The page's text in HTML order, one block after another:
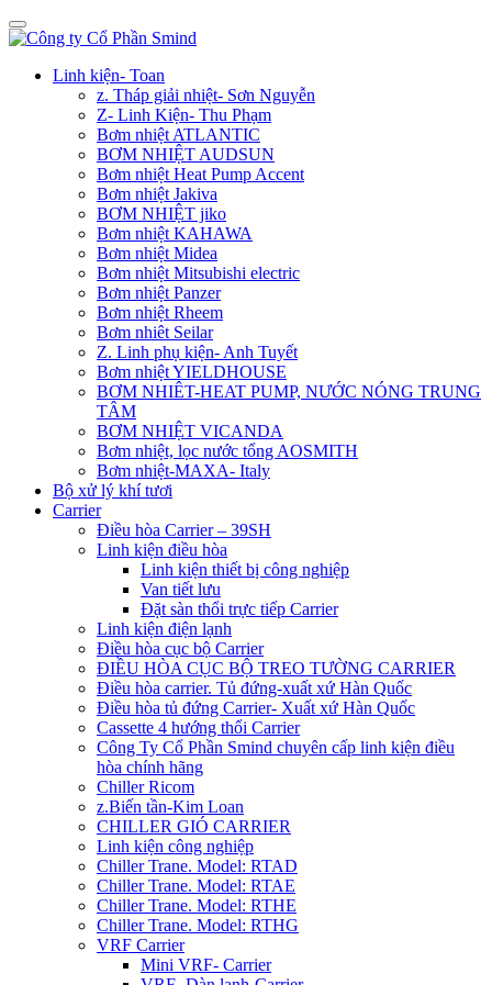
Linh kiện- Toan
z. Tháp giải nhiệt- Sơn Nguyễn
Z- Linh Kiện- Thu Phạm
Bơm nhiệt ATLANTIC
BƠM NHIỆT AUDSUN
Bơm nhiệt Heat Pump Accent
Bơm nhiệt Jakiva
BƠM NHIỆT jiko
Bơm nhiệt KAHAWA
Bơm nhiệt Midea
Bơm nhiệt Mitsubishi electric
Bơm nhiệt Panzer
Bơm nhiệt Rheem
Bơm nhiêt Seilar
Z. Linh phụ kiện- Anh Tuyết
Bơm nhiệt YIELDHOUSE
BƠM NHIÊT-HEAT PUMP, NƯỚC NÓNG TRUNG
TÂM
BƠM NHIỆT VICANDA
Bơm nhiệt, lọc nước tổng AOSMITH
Bơm nhiệt-MAXA- Italy
Bộ xử lý khí tươi
Carrier
Điều hòa Carrier – 39SH
Linh kiện điều hòa
Linh kiện thiết bị công nghiệp
Van tiết lưu
Đặt sàn thổi trực tiếp Carrier
Linh kiện điện lạnh
Điều hòa cục bộ Carrier
ĐIỀU HÒA CỤC BỘ TREO TƯỜNG CARRIER
Điều hòa carrier. Tủ đứng-xuất xứ Hàn Quốc
Điều hòa tủ đứng Carrier- Xuất xứ Hàn Quốc
Cassette 4 hướng thổi Carrier
Công Ty Cổ Phần Smind chuyên cấp linh kiện điều
hòa chính hãng
Chiller Ricom
z.Biến tần-Kim Loan
CHILLER GIÓ CARRIER
Linh kiện công nghiệp
Chiller Trane. Model: RTAD
Chiller Trane. Model: RTAE
Chiller Trane. Model: RTHE
Chiller Trane. Model: RTHG
VRF Carrier
Mini VRF- Carrier